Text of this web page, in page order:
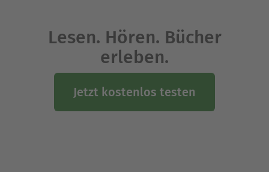
Lesen. Hören. Bücher
erleben.
Jetzt kostenlos testen